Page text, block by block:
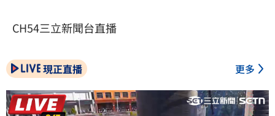
CH54三立新聞台直播
現正直播 更多